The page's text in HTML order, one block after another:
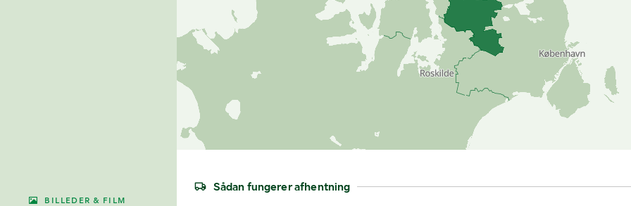
BILLEDER & FILM
Sådan fungerer afhentning